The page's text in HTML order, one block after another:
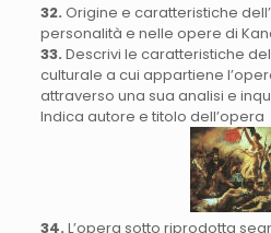
32. Origine e caratteristiche
personalità e nelle opere di
33. Descrivi le caratteristiche
culturale a cui appartiene
attraverso una sua analisi e
Indica autore e titolo dell’opera
34. L’opera sotto riprodotta